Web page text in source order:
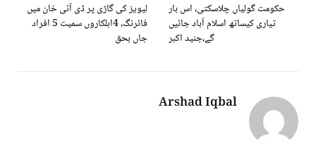
حکومت گولیاں چلاسکتی، اس بار
تیاری کیساتھ اسلام آباد جائیں
گے،جنید اکبر
لیویز کی گاڑی پر ڈی آئی خان میں
فائرنگ، 4اہلکاروں سمیت 5 افراد
جاں بحق
Arshad Iqbal